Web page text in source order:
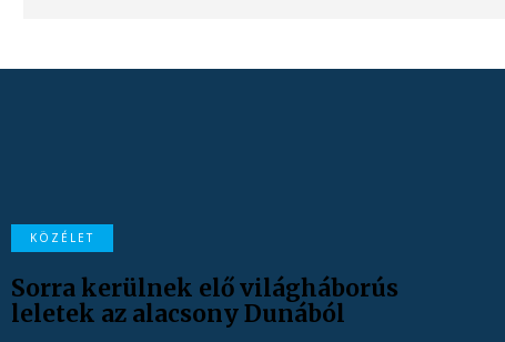
KÖZÉLET
Sorra kerülnek elő világháborús
leletek az alacsony Dunából